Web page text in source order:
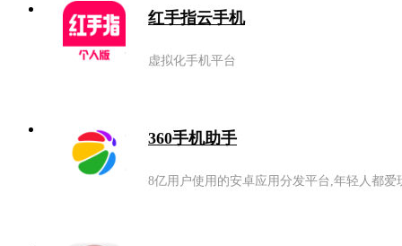
红手指云手机
虚拟化手机平台
360手机助手